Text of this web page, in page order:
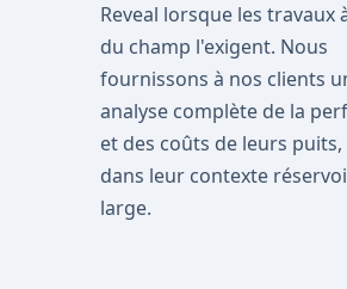
Reveal lorsque les travaux
du champ l'exigent. Nous
fournissons à nos clients
analyse complète de la
et des coûts de leurs
dans leur contexte
large.